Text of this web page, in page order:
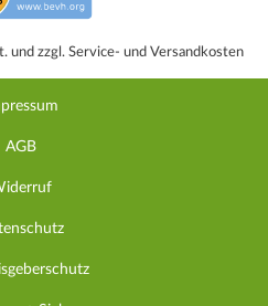
und zzgl. Service- und Versandkosten
AGB